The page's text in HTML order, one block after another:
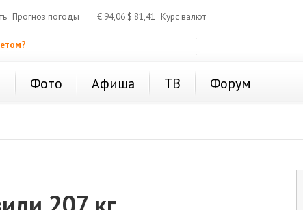
Прогноз погоды € 94,06 $ 81,41 Курс валют
Фото Афиша ТВ Форум